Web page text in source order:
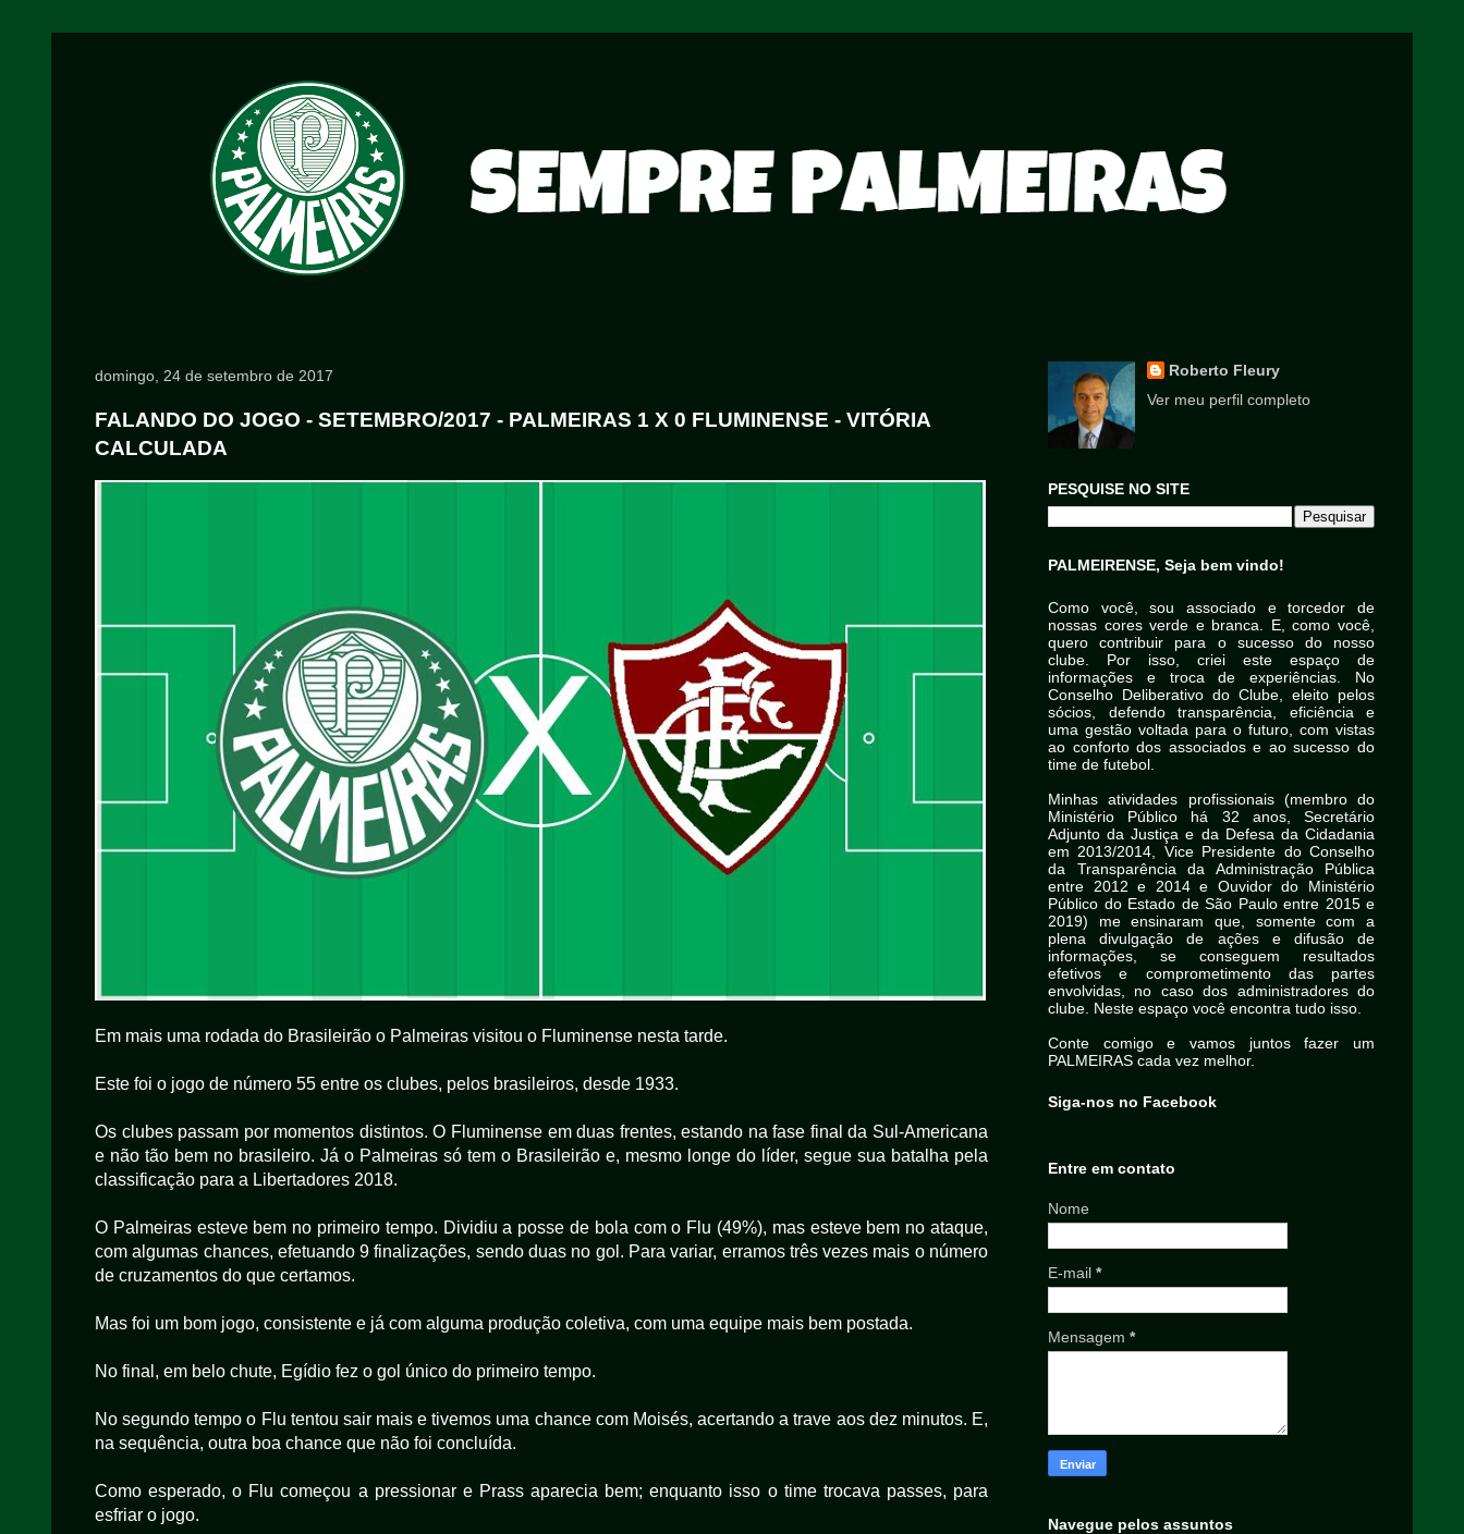
domingo, 24 de setembro de 2017
FALANDO DO JOGO - SETEMBRO/2017 - PALMEIRAS 1 X 0 FLUMINENSE - VITÓRIA
CALCULADA
Em mais uma rodada do Brasileirão o Palmeiras visitou o Fluminense nesta tarde.
Este foi o jogo de número 55 entre os clubes, pelos brasileiros, desde 1933.
Os clubes passam por momentos distintos. O Fluminense em duas frentes, estando na fase final da Sul-Americana
e não tão bem no brasileiro. Já o Palmeiras só tem o Brasileirão e, mesmo longe do líder, segue sua batalha pela
classificação para a Libertadores 2018.
O Palmeiras esteve bem no primeiro tempo. Dividiu a posse de bola com o Flu (49%), mas esteve bem no ataque,
com algumas chances, efetuando 9 finalizações, sendo duas no gol. Para variar, erramos três vezes mais o número
de cruzamentos do que certamos.
Mas foi um bom jogo, consistente e já com alguma produção coletiva, com uma equipe mais bem postada.
No final, em belo chute, Egídio fez o gol único do primeiro tempo.
No segundo tempo o Flu tentou sair mais e tivemos uma chance com Moisés, acertando a trave aos dez minutos. E,
na sequência, outra boa chance que não foi concluída.
Como esperado, o Flu começou a pressionar e Prass aparecia bem; enquanto isso o time trocava passes, para
esfriar o jogo.
Roberto Fleury
Ver meu perfil completo
PESQUISE NO SITE
PALMEIRENSE, Seja bem vindo!
Como você, sou associado e torcedor de
nossas cores verde e branca. E, como você,
quero contribuir para o sucesso do nosso
clube. Por isso, criei este espaço de
informações e troca de experiências. No
Conselho Deliberativo do Clube, eleito pelos
sócios, defendo transparência, eficiência e
uma gestão voltada para o futuro, com vistas
ao conforto dos associados e ao sucesso do
time de futebol.
Minhas atividades profissionais (membro do
Ministério Público há 32 anos, Secretário
Adjunto da Justiça e da Defesa da Cidadania
em 2013/2014, Vice Presidente do Conselho
da Transparência da Administração Pública
entre 2012 e 2014 e Ouvidor do Ministério
Público do Estado de São Paulo entre 2015 e
2019) me ensinaram que, somente com a
plena divulgação de ações e difusão de
informações, se conseguem resultados
efetivos e comprometimento das partes
envolvidas, no caso dos administradores do
clube. Neste espaço você encontra tudo isso.
Conte comigo e vamos juntos fazer um
PALMEIRAS cada vez melhor.
Siga-nos no Facebook
Entre em contato
Nome
E-mail *
Mensagem *
Navegue pelos assuntos